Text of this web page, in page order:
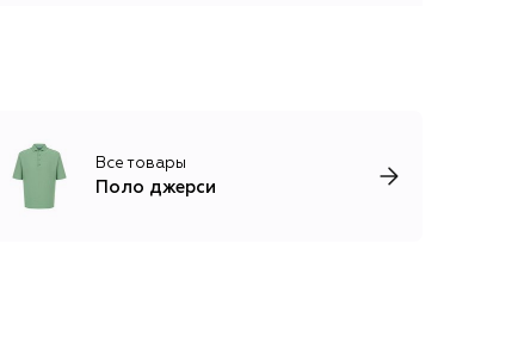
Все товары
Поло джерси